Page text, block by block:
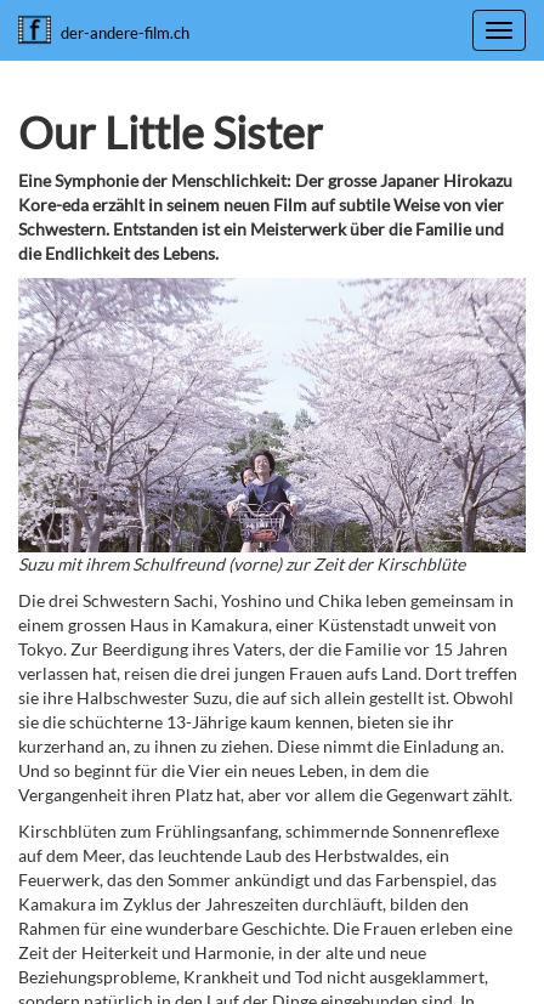
der-andere-film.ch
Our Little Sister
Eine Symphonie der Menschlichkeit: Der grosse Japaner Hirokazu
Kore-eda erzählt in seinem neuen Film auf subtile Weise von vier
Schwestern. Entstanden ist ein Meisterwerk über die Familie und
die Endlichkeit des Lebens.
Suzu mit ihrem Schulfreund (vorne) zur Zeit der Kirschblüte
Die drei Schwestern Sachi, Yoshino und Chika leben gemeinsam in
einem grossen Haus in Kamakura, einer Küstenstadt unweit von
Tokyo. Zur Beerdigung ihres Vaters, der die Familie vor 15 Jahren
verlassen hat, reisen die drei jungen Frauen aufs Land. Dort treffen
sie ihre Halbschwester Suzu, die auf sich allein gestellt ist. Obwohl
sie die schüchterne 13-Jährige kaum kennen, bieten sie ihr
kurzerhand an, zu ihnen zu ziehen. Diese nimmt die Einladung an.
Und so beginnt für die Vier ein neues Leben, in dem die
Vergangenheit ihren Platz hat, aber vor allem die Gegenwart zählt.
Kirschblüten zum Frühlingsanfang, schimmernde Sonnenreflexe
auf dem Meer, das leuchtende Laub des Herbstwaldes, ein
Feuerwerk, das den Sommer ankündigt und das Farbenspiel, das
Kamakura im Zyklus der Jahreszeiten durchläuft, bilden den
Rahmen für eine wunderbare Geschichte. Die Frauen erleben eine
Zeit der Heiterkeit und Harmonie, in der alte und neue
Beziehungsprobleme, Krankheit und Tod nicht ausgeklammert,